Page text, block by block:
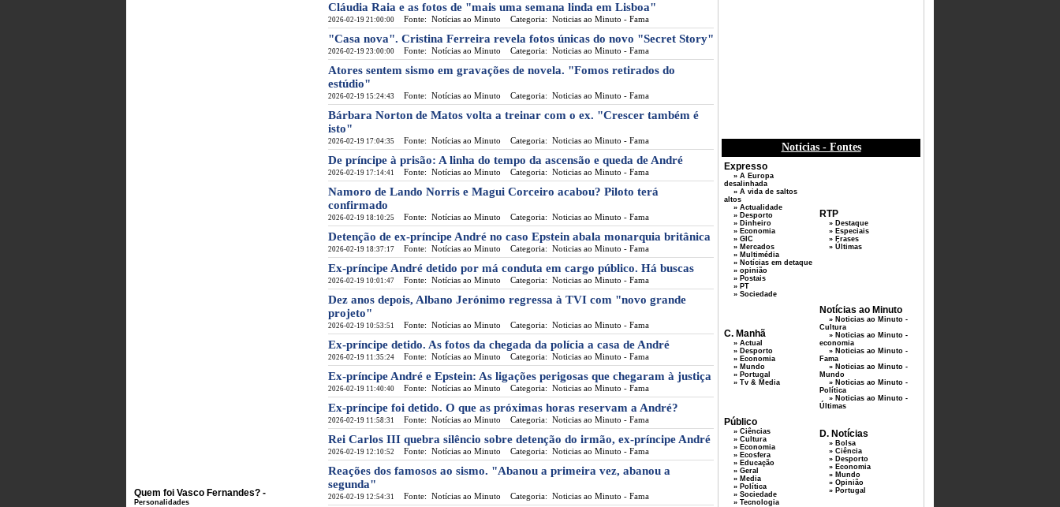
Quem foi Vasco Fernandes? -
Personalidades
Cláudia Raia e as fotos de "mais uma semana linda em Lisboa"
2026-02-19 21:00:00 Fonte: Notícias ao Minuto Categoria: Noticias ao Minuto - Fama
"Casa nova". Cristina Ferreira revela fotos únicas do novo "Secret Story"
2026-02-19 23:00:00 Fonte: Notícias ao Minuto Categoria: Noticias ao Minuto - Fama
Atores sentem sismo em gravações de novela. "Fomos retirados do
estúdio"
2026-02-19 15:24:43 Fonte: Notícias ao Minuto Categoria: Noticias ao Minuto - Fama
Bárbara Norton de Matos volta a treinar com o ex. "Crescer também é
isto"
2026-02-19 17:04:35 Fonte: Notícias ao Minuto Categoria: Noticias ao Minuto - Fama
De príncipe à prisão: A linha do tempo da ascensão e queda de André
2026-02-19 17:14:41 Fonte: Notícias ao Minuto Categoria: Noticias ao Minuto - Fama
Namoro de Lando Norris e Magui Corceiro acabou? Piloto terá
confirmado
2026-02-19 18:10:25 Fonte: Notícias ao Minuto Categoria: Noticias ao Minuto - Fama
Detenção de ex-príncipe André no caso Epstein abala monarquia britânica
2026-02-19 18:37:17 Fonte: Notícias ao Minuto Categoria: Noticias ao Minuto - Fama
Ex-príncipe André detido por má conduta em cargo público. Há buscas
2026-02-19 10:01:47 Fonte: Notícias ao Minuto Categoria: Noticias ao Minuto - Fama
Dez anos depois, Albano Jerónimo regressa à TVI com "novo grande
projeto"
2026-02-19 10:53:51 Fonte: Notícias ao Minuto Categoria: Noticias ao Minuto - Fama
Ex-príncipe detido. As fotos da chegada da polícia a casa de André
2026-02-19 11:35:24 Fonte: Notícias ao Minuto Categoria: Noticias ao Minuto - Fama
Ex-príncipe André e Epstein: As ligações perigosas que chegaram à justiça
2026-02-19 11:40:40 Fonte: Notícias ao Minuto Categoria: Noticias ao Minuto - Fama
Ex-príncipe foi detido. O que as próximas horas reservam a André?
2026-02-19 11:58:31 Fonte: Notícias ao Minuto Categoria: Noticias ao Minuto - Fama
Rei Carlos III quebra silêncio sobre detenção do irmão, ex-príncipe André
2026-02-19 12:10:52 Fonte: Notícias ao Minuto Categoria: Noticias ao Minuto - Fama
Reações dos famosos ao sismo. "Abanou a primeira vez, abanou a
segunda"
2026-02-19 12:54:31 Fonte: Notícias ao Minuto Categoria: Noticias ao Minuto - Fama
Notícias - Fontes
Expresso
» A Europa
desalinhada
» A vida de saltos
altos
» Actualidade
» Desporto
» Dinheiro
» Economia
» GIC
» Mercados
» Multimédia
» Notícias em detaque
» opinião
» Postais
» PT
» Sociedade
RTP
» Destaque
» Especiais
» Frases
» Últimas
C. Manhã
» Actual
» Desporto
» Economia
» Mundo
» Portugal
» Tv & Media
Notícias ao Minuto
» Noticias ao Minuto -
Cultura
» Noticias ao Minuto -
economia
» Noticias ao Minuto -
Fama
» Noticias ao Minuto -
Mundo
» Noticias ao Minuto -
Política
» Noticias ao Minuto -
Últimas
Público
» Ciências
» Cultura
» Economia
» Ecosfera
» Educação
» Geral
» Media
» Política
» Sociedade
» Tecnologia
D. Notícias
» Bolsa
» Ciência
» Desporto
» Economia
» Mundo
» Opinião
» Portugal